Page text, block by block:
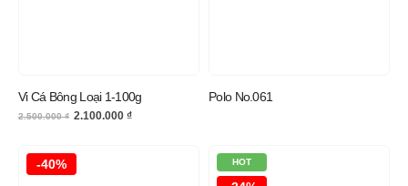
Vi Cá Bông Loại 1-100g
2.500.000₫ 2.100.000₫
Polo No.061
-40% HOT